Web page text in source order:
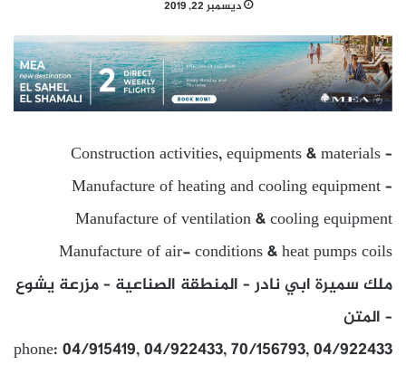
ديسمبر 22, 2019
Construction activities, equipments & materials –
Manufacture of heating and cooling equipment –
Manufacture of ventilation & cooling equipment
Manufacture of air- conditions & heat pumps coils
ملك سميرة ابي نادر – المنطقة الصناعية – مزرعة يشوع
– المتن
phone: 04/915419, 04/922433, 70/156793, 04/922433